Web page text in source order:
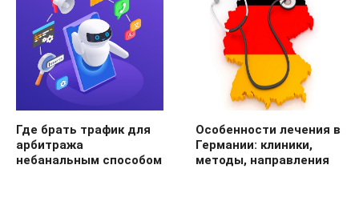
Где брать трафик для
арбитража
небанальным способом
Особенности лечения в
Германии: клиники,
методы, направления